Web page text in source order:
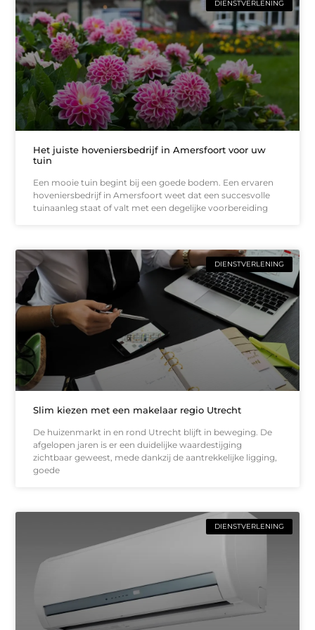
DIENSTVERLENING
Het juiste hoveniersbedrijf in Amersfoort voor uw
tuin
Een mooie tuin begint bij een goede bodem. Een ervaren
hoveniersbedrijf in Amersfoort weet dat een succesvolle
tuinaanleg staat of valt met een degelijke voorbereiding
DIENSTVERLENING
Slim kiezen met een makelaar regio Utrecht
De huizenmarkt in en rond Utrecht blijft in beweging. De
afgelopen jaren is er een duidelijke waardestijging
zichtbaar geweest, mede dankzij de aantrekkelijke ligging,
goede
DIENSTVERLENING